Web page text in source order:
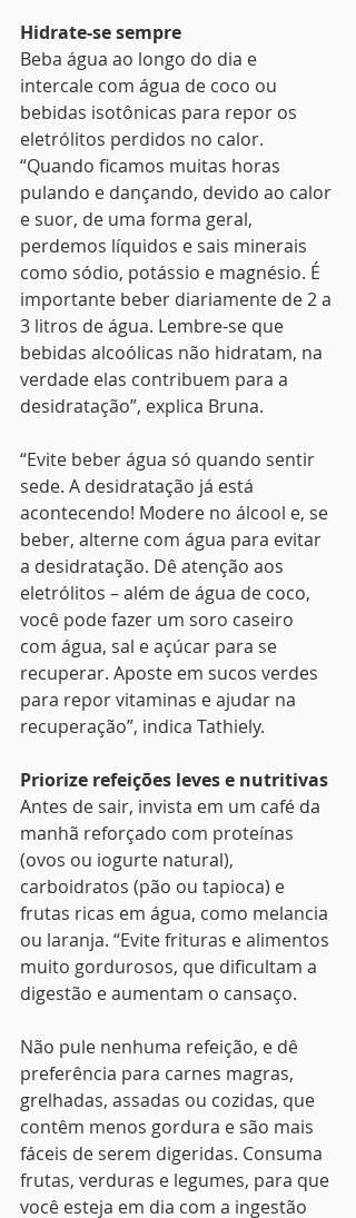
Hidrate-se sempre
Beba água ao longo do dia e
intercale com água de coco ou
bebidas isotônicas para repor os
eletrólitos perdidos no calor.
“Quando ficamos muitas horas
pulando e dançando, devido ao calor
e suor, de uma forma geral,
perdemos líquidos e sais minerais
como sódio, potássio e magnésio. É
importante beber diariamente de 2 a
3 litros de água. Lembre-se que
bebidas alcoólicas não hidratam, na
verdade elas contribuem para a
desidratação”, explica Bruna.
“Evite beber água só quando sentir
sede. A desidratação já está
acontecendo! Modere no álcool e, se
beber, alterne com água para evitar
a desidratação. Dê atenção aos
eletrólitos – além de água de coco,
você pode fazer um soro caseiro
com água, sal e açúcar para se
recuperar. Aposte em sucos verdes
para repor vitaminas e ajudar na
recuperação”, indica Tathiely.
Priorize refeições leves e nutritivas
Antes de sair, invista em um café da
manhã reforçado com proteínas
(ovos ou iogurte natural),
carboidratos (pão ou tapioca) e
frutas ricas em água, como melancia
ou laranja. “Evite frituras e alimentos
muito gordurosos, que dificultam a
digestão e aumentam o cansaço.
Não pule nenhuma refeição, e dê
preferência para carnes magras,
grelhadas, assadas ou cozidas, que
contêm menos gordura e são mais
fáceis de serem digeridas. Consuma
frutas, verduras e legumes, para que
você esteja em dia com a ingestão